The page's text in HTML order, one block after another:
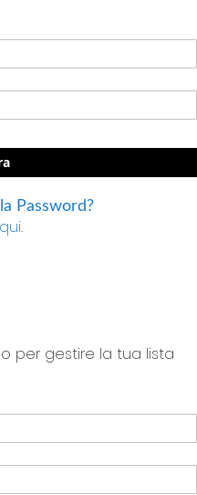
Password?
per gestire la tua lista